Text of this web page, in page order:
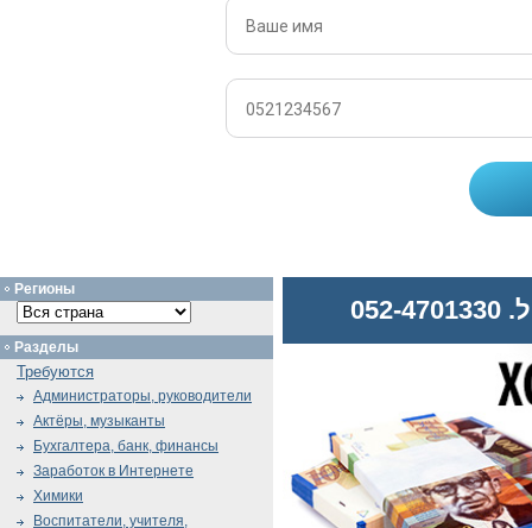
Регионы
Разделы
Требуются
Администраторы, руководители
Актёры, музыканты
Бухгалтера, банк, финансы
Заработок в Интернете
Химики
Воспитатели, учителя,